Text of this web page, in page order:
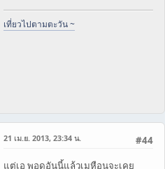
เที่ยวไปตามตะวัน ~
#44
21 เม.ย. 2013, 23:34 น.
แต่เอ พอดูอันนี้แล้วเมหือนจะเคย